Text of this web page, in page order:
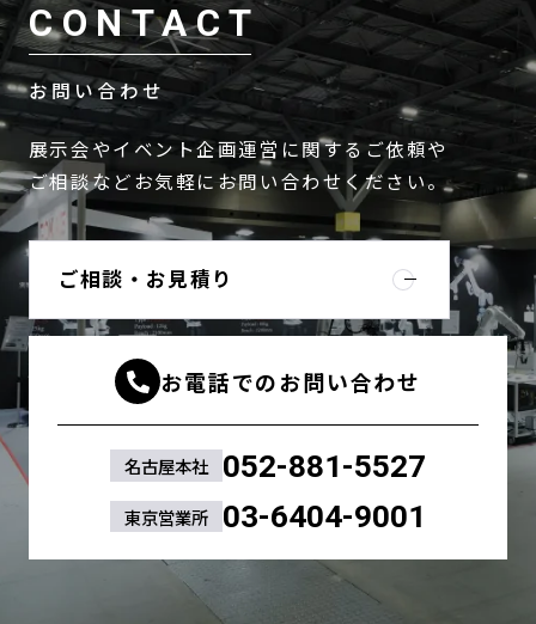
CONTACT
お問い合わせ
展示会やイベント企画運営に関するご依頼や
ご相談などお気軽にお問い合わせください。
ご相談・お見積り
お電話でのお問い合わせ
名古屋本社 052-881-5527
東京営業所 03-6404-9001